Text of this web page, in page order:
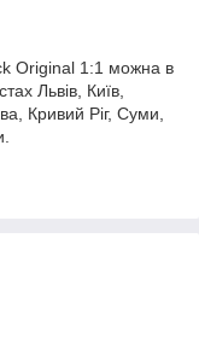
Original 1:1 можна в
Львів, Київ,
Кривий Ріг, Суми,